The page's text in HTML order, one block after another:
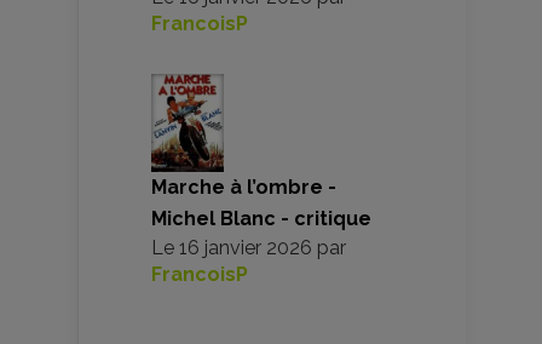
FrancoisP
Marche à l’ombre -
Michel Blanc - critique
Le 16 janvier 2026 par
FrancoisP